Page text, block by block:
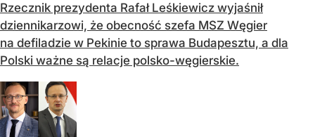
Rzecznik prezydenta Rafał Leśkiewicz wyjaśnił
dziennikarzowi, że obecność szefa MSZ Węgier
na defiladzie w Pekinie to sprawa Budapesztu, a dla
Polski ważne są relacje polsko-węgierskie.